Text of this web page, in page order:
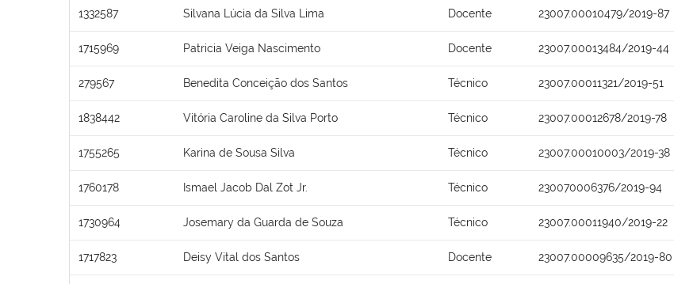
1332587 Silvana Lúcia da Silva Lima Docente 23007.00010479/2019-87
1715969 Patricia Veiga Nascimento Docente 23007.00013484/2019-44
279567 Benedita Conceição dos Santos Técnico 23007.00011321/2019-51
1838442 Vitória Caroline da Silva Porto Técnico 23007.00012678/2019-78
1755265 Karina de Sousa Silva Técnico 23007.00010003/2019-38
1760178 Ismael Jacob Dal Zot Jr. Técnico 230070006376/2019-94
1730964 Josemary da Guarda de Souza Técnico 23007.00011940/2019-22
1717823 Deisy Vital dos Santos Docente 23007.00009635/2019-80